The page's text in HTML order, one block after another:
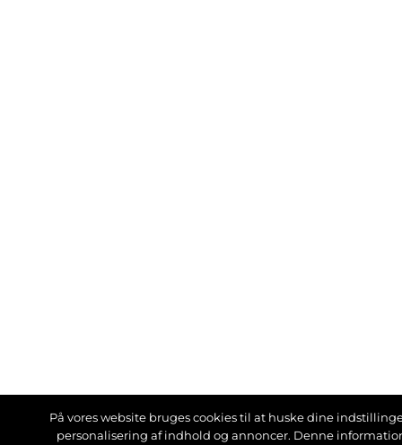
På vores website bruges cookies til at huske dine
personalisering af indhold og annoncer. Denne